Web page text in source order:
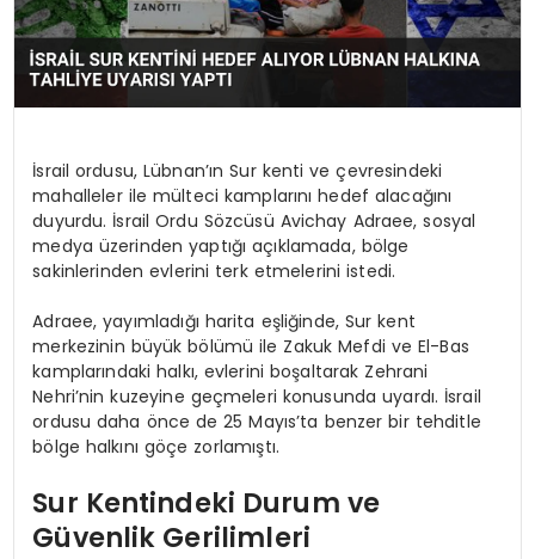
İsrail ordusu, Lübnan’ın Sur kenti ve çevresindeki
mahalleler ile mülteci kamplarını hedef alacağını
duyurdu. İsrail Ordu Sözcüsü Avichay Adraee, sosyal
medya üzerinden yaptığı açıklamada, bölge
sakinlerinden evlerini terk etmelerini istedi.
Adraee, yayımladığı harita eşliğinde, Sur kent
merkezinin büyük bölümü ile Zakuk Mefdi ve El-Bas
kamplarındaki halkı, evlerini boşaltarak Zehrani
Nehri’nin kuzeyine geçmeleri konusunda uyardı. İsrail
ordusu daha önce de 25 Mayıs’ta benzer bir tehditle
bölge halkını göçe zorlamıştı.
Sur Kentindeki Durum ve
Güvenlik Gerilimleri